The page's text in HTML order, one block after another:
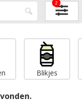
2
Blikjes